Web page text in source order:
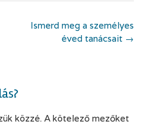
Ismerd meg a személyes
éved tanácsait →
közzé. A kötelező mezőket